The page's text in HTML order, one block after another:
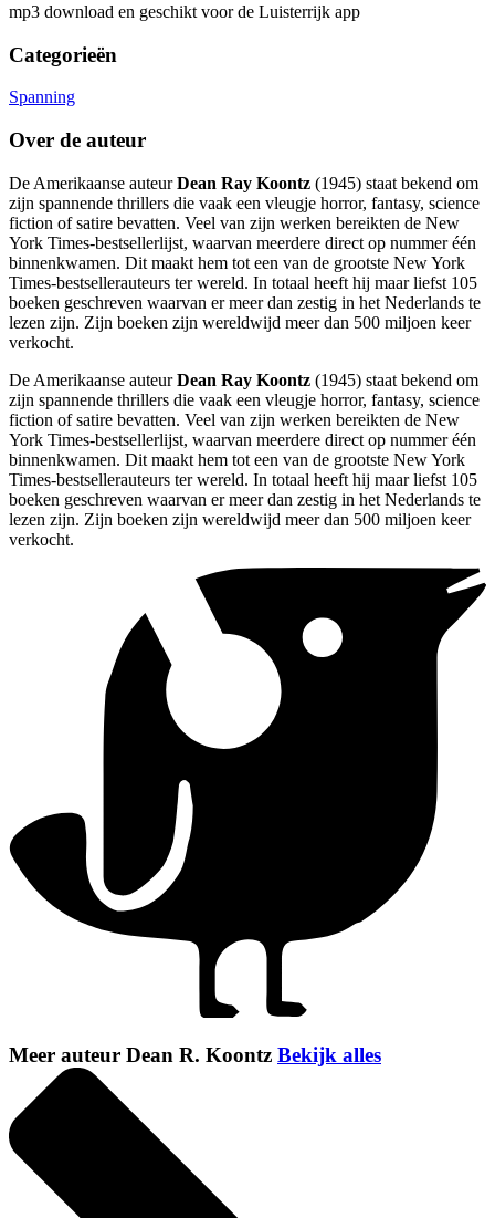
mp3 download en geschikt voor de Luisterrijk app
Categorieën
Spanning
Over de auteur
De Amerikaanse auteurDean Ray Koontz (1945) staat bekend om
zijn spannende thrillers die vaak een vleugje horror, fantasy, science
fiction of satire bevatten. Veel van zijn werken bereikten de New
York Times-bestsellerlijst, waarvan meerdere direct op nummer één
binnenkwamen. Dit maakt hem tot een van de grootste New York
Times-bestsellerauteurs ter wereld. In totaal heeft hij maar liefst 105
boeken geschreven waarvan er meer dan zestig in het Nederlands te
lezen zijn. Zijn boeken zijn wereldwijd meer dan 500 miljoen keer
verkocht.
De Amerikaanse auteurDean Ray Koontz (1945) staat bekend om
zijn spannende thrillers die vaak een vleugje horror, fantasy, science
fiction of satire bevatten. Veel van zijn werken bereikten de New
York Times-bestsellerlijst, waarvan meerdere direct op nummer één
binnenkwamen. Dit maakt hem tot een van de grootste New York
Times-bestsellerauteurs ter wereld. In totaal heeft hij maar liefst 105
boeken geschreven waarvan er meer dan zestig in het Nederlands te
lezen zijn. Zijn boeken zijn wereldwijd meer dan 500 miljoen keer
verkocht.
Meer auteur Dean R. Koontz Bekijk alles